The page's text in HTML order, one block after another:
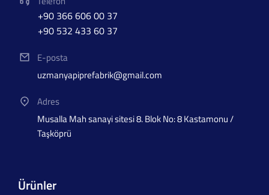
+90 366 606 00 37
+90 532 433 60 37
E-posta
uzmanyapiprefabrik@gmail.com
Adres
Musalla Mah sanayi sitesi 8. Blok No: 8 Kastamonu /
Taşköprü
Ürünler